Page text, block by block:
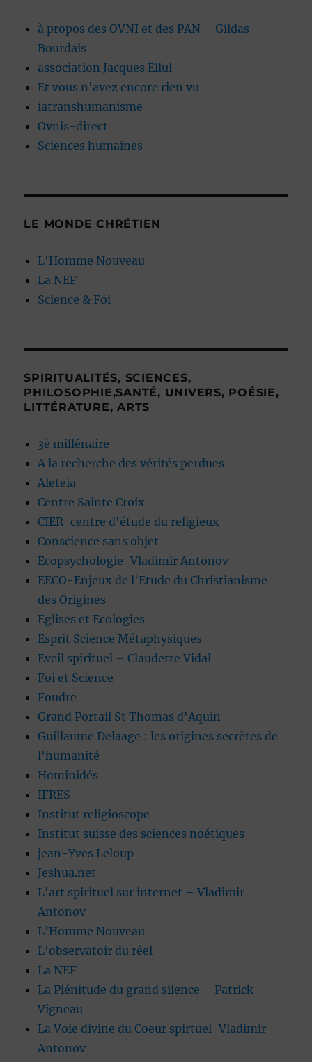
à propos des OVNI et des PAN – Gildas
Bourdais
association Jacques Ellul
Et vous n'avez encore rien vu
iatranshumanisme
Ovnis-direct
Sciences humaines
LE MONDE CHRÉTIEN
L'Homme Nouveau
La NEF
Science & Foi
SPIRITUALITÉS, SCIENCES,
PHILOSOPHIE,SANTÉ, UNIVERS, POÉSIE,
LITTÉRATURE, ARTS
3è millénaire-
A la recherche des vérités perdues
Aleteia
Centre Sainte Croix
CIER-centre d'étude du religieux
Conscience sans objet
Ecopsychologie-Vladimir Antonov
EECO-Enjeux de l'Etude du Christianisme
des Origines
Eglises et Ecologies
Esprit Science Métaphysiques
Eveil spirituel – Claudette Vidal
Foi et Science
Foudre
Grand Portail St Thomas d'Aquin
Guillaume Delaage : les origines secrètes de
l'humanité
Hominidés
IFRES
Institut religioscope
Institut suisse des sciences noétiques
jean-Yves Leloup
Jeshua.net
L'art spirituel sur internet – Vladimir
Antonov
L'Homme Nouveau
L'observatoir du réel
La NEF
La Plénitude du grand silence – Patrick
Vigneau
La Voie divine du Coeur spirtuel-Vladimir
Antonov